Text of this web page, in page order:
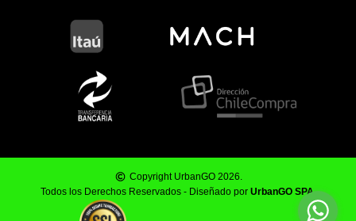
Copyright UrbanGO 2026.
Todos los Derechos Reservados - Diseñado por UrbanGO SPA.